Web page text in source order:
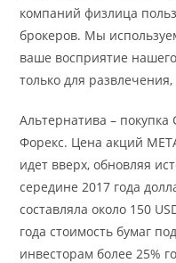
компаний физлица
брокеров. Мы
ваше восприятие
только для
Альтернатива –
Форекс. Цена акций
идет вверх, обновляя
середине 2017 года
составляла около 150
года стоимость бумаг
инвесторам более 25%